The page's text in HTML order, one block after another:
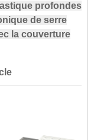
profondes
de serre
la couverture